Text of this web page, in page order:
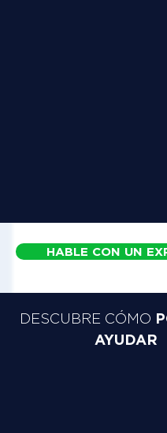
HABLE CON UN
DESCUBRE CÓMO
AYUDAR